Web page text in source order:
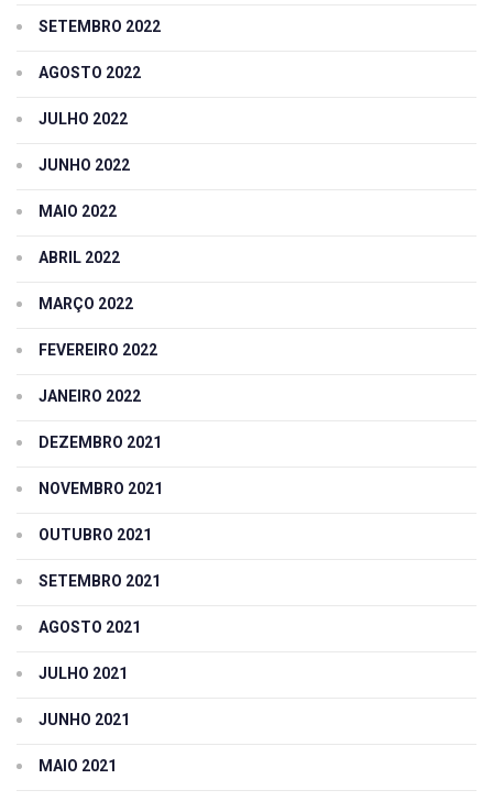
SETEMBRO 2022
AGOSTO 2022
JULHO 2022
JUNHO 2022
MAIO 2022
ABRIL 2022
MARÇO 2022
FEVEREIRO 2022
JANEIRO 2022
DEZEMBRO 2021
NOVEMBRO 2021
OUTUBRO 2021
SETEMBRO 2021
AGOSTO 2021
JULHO 2021
JUNHO 2021
MAIO 2021